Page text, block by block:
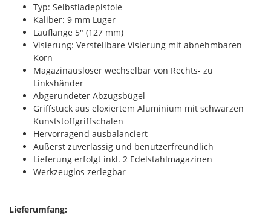
Typ: Selbstladepistole
Kaliber: 9 mm Luger
Lauflänge 5" (127 mm)
Visierung: Verstellbare Visierung mit abnehmbaren
Korn
Magazinauslöser wechselbar von Rechts- zu
Linkshänder
Abgerundeter Abzugsbügel
Griffstück aus eloxiertem Aluminium mit schwarzen
Kunststoffgriffschalen
Hervorragend ausbalanciert
Äußerst zuverlässig und benutzerfreundlich
Lieferung erfolgt inkl. 2 Edelstahlmagazinen
Werkzeuglos zerlegbar
Lieferumfang: